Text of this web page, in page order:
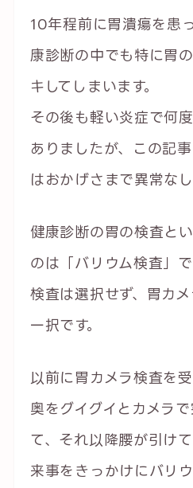
10年程前に胃潰瘍を患
康診断の中でも特に胃
キしてしまいます。
その後も軽い炎症で何
ありましたが、この記
はおかげさまで異常なし
健康診断の胃の検査と
のは「バリウム検査」
検査は選択せず、胃カ
一択です。
以前に胃カメラ検査を
奥をグイグイとカメラ
て、それ以降腰が引け
来事をきっかけにバリ